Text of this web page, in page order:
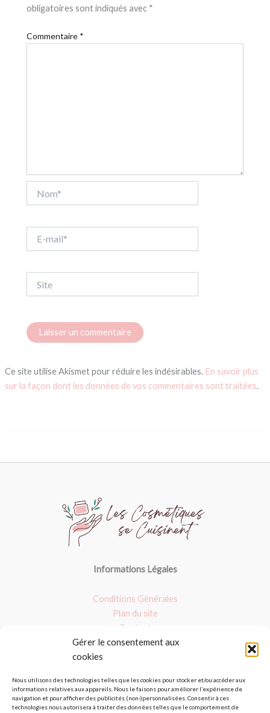
Gérer le consentement aux
cookies
Nous utilisons des technologies telles que les cookies pour stocker et/ou accéder aux
informations relatives aux appareils. Nous le faisons pour améliorer l’expérience de
navigation et pour afficher des publicités (non-)personnalisées. Consentir à ces
technologies nous autorisera à traiter des données telles que le comportement de
obligatoires sont indiqués avec *
Commentaire *
mail*
Ce site utilise Akismet pour réduire les indésirables. En savoir plus
sur la façon dont les données de vos commentaires sont traitées.
Informations Légales
Conditions Générales
Plan du site
Contact
Nos dossiers
Argile verte
Masques : Avis et fait maison
Les produits bio